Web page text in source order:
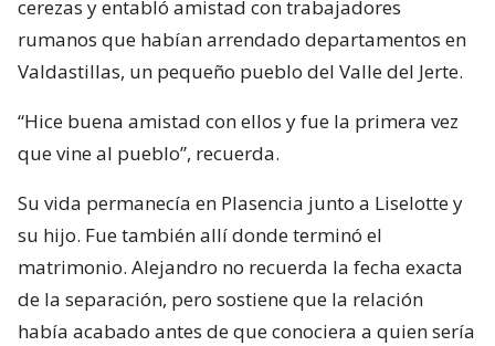
cerezas y entabló amistad con trabajadores
rumanos que habían arrendado departamentos en
Valdastillas, un pequeño pueblo del Valle del Jerte.
“Hice buena amistad con ellos y fue la primera vez
que vine al pueblo”, recuerda.
Su vida permanecía en Plasencia junto a Liselotte y
su hijo. Fue también allí donde terminó el
matrimonio. Alejandro no recuerda la fecha exacta
de la separación, pero sostiene que la relación
había acabado antes de que conociera a quien sería